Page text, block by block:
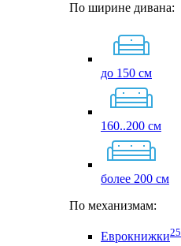
По ширине дивана:
до 150 см
160..200 см
более 200 см
По механизмам:
Еврокнижки25